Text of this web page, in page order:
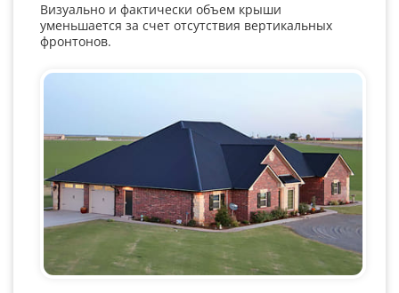
Визуально и фактически объем крыши
уменьшается за счет отсутствия вертикальных
фронтонов.